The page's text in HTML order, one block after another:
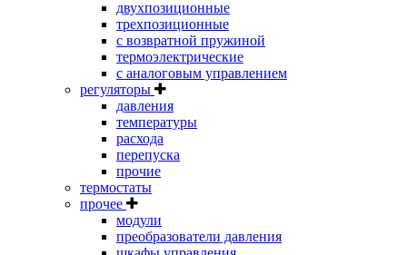
двухпозиционные
трехпозиционные
с возвратной пружиной
термоэлектрические
с аналоговым управлением
регуляторы
давления
температуры
расхода
перепуска
прочие
термостаты
прочее
модули
преобразователи давления